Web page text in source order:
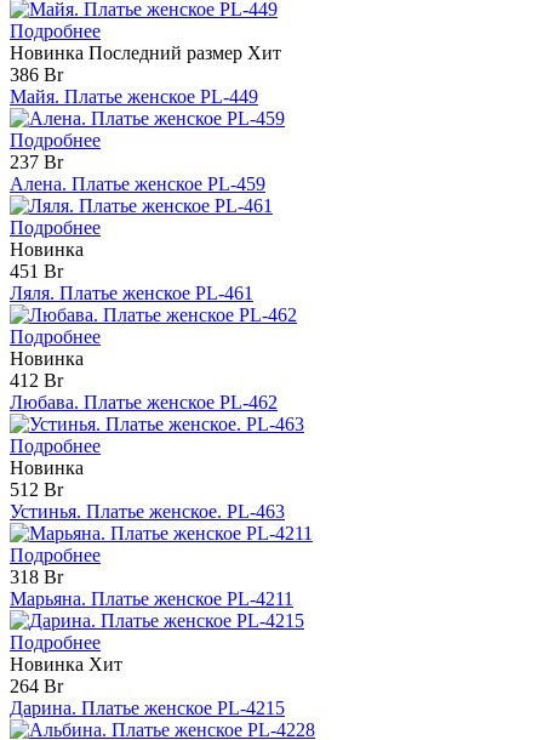
Подробнее
Новинка Последний размер Хит
386 Br
Майя. Платье женское PL-449
Подробнее
237 Br
Алена. Платье женское PL-459
Подробнее
Новинка
451 Br
Ляля. Платье женское PL-461
Подробнее
Новинка
412 Br
Любава. Платье женское PL-462
Подробнее
Новинка
512 Br
Устинья. Платье женское. PL-463
Подробнее
318 Br
Марьяна. Платье женское PL-4211
Подробнее
Новинка Хит
264 Br
Дарина. Платье женское PL-4215